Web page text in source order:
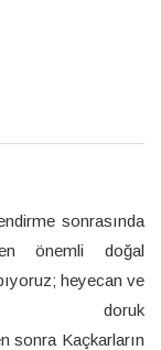
sonrasında
önemli doğal
heyecan ve
doruk
sonra Kaçkarların